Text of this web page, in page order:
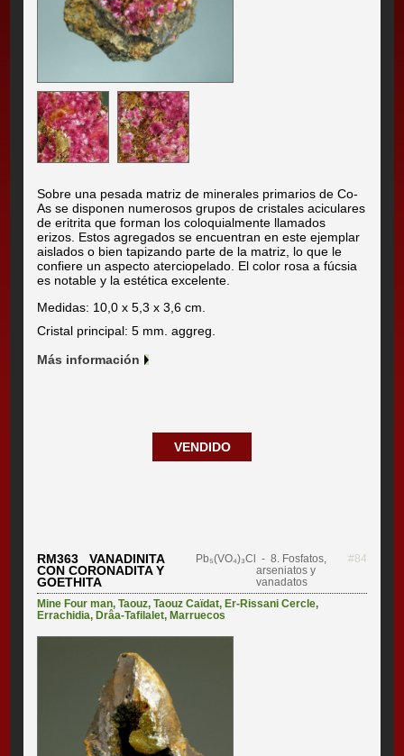
Sobre una pesada matriz de minerales primarios de Co-
As se disponen numerosos grupos de cristales aciculares
de eritrita que forman los coloquialmente llamados
erizos. Estos agregados se encuentran en este ejemplar
aislados o bien tapizando parte de la matriz, lo que le
confiere un aspecto aterciopelado. El color rosa a fúcsia
es notable y la estética excelente.
Medidas: 10,0 x 5,3 x 3,6 cm.
Cristal principal: 5 mm. aggreg.
Más información
VENDIDO
RM363 VANADINITA
CON CORONADITA Y
GOETHITA
Pb₅(VO₄)₃Cl - 8. Fosfatos,
arseniatos y
vanadatos
#84
Mine Four man,Taouz,Taouz Caïdat,Er-Rissani Cercle,
Errachidia,Drâa-Tafilalet,Marruecos